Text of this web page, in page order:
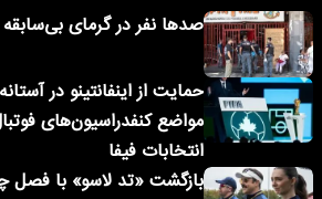
صدها نفر در گرمای بی‌سابقه
حمایت از اینفانتینو در
مواضع کنفدراسیون‌های
انتخابات فیفا
بازگشت «تد لاسو» با فصل